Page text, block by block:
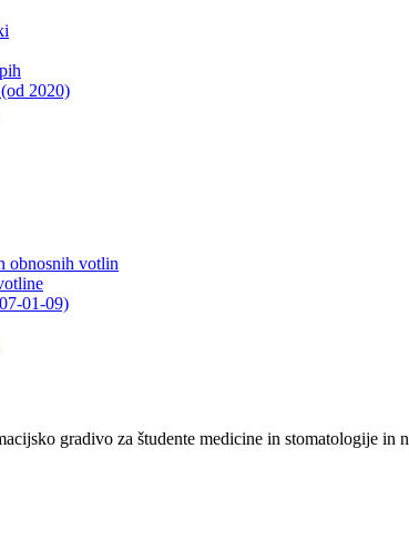
2020)
obnosnih votlin
01-09)
gradivo za študente medicine in stomatologije